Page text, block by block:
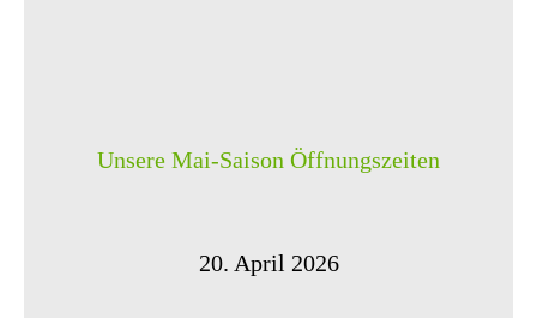
Unsere Mai-Saison Öffnungszeiten
20. April 2026